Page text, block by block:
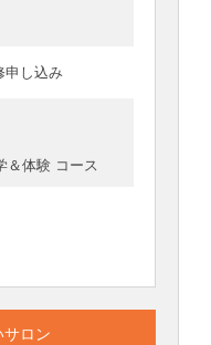
申し込み
＆体験 コース
ロン